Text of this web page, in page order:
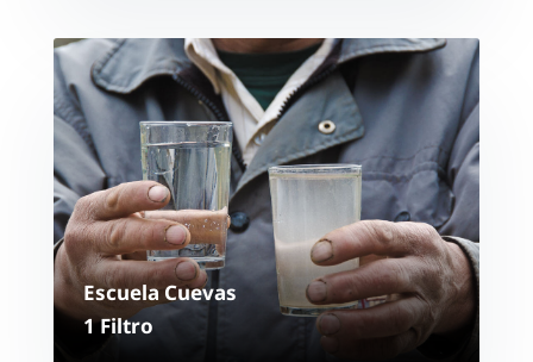
Escuela Cuevas
1 Filtro